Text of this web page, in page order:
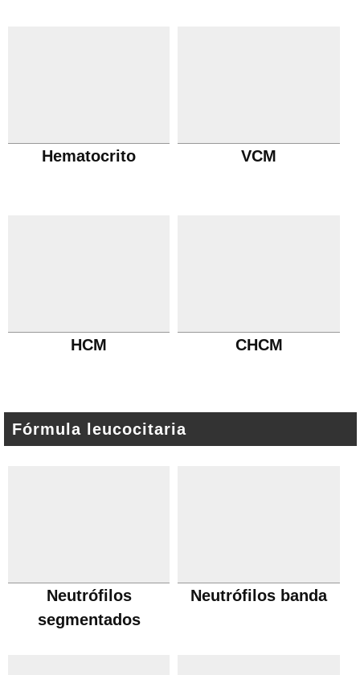
Hematocrito VCM
HCM CHCM
Fórmula leucocitaria
Neutrófilos
segmentados
Neutrófilos banda